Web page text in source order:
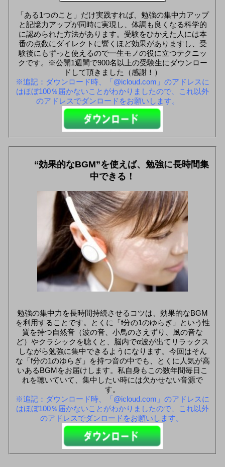
「ある1つのこと」だけ実践すれば、勉強の集中力アップ
と記憶力アップが同時に実現し、体調も良くなる科学的
に認められた方法があります。受験をひかえた人には本
番の点数にダイレクトに響くほど効果がありますし、受
験後にもずっと使えるので一生モノの役に立つテクニッ
クです。※公開1週間で900名以上の受験生にダウンロー
ドして頂きました（感謝！）
※追記：ダウンロード時、「@icloud.com」のアドレスに
はほぼ100％届かないことがわかりましたので、これ以外
のアドレスでダンロードをお願いします。
“効果的なBGM”を使えば、勉強に長時間集
中できる！
勉強の集中力を長時間持続させるコツは、効果的なBGM
を利用することです。とくに「f分の1のゆらぎ」という性
質を持つ自然音（波の音、小鳥のさえずり、風の音な
ど）やクラシックを聴くと、脳内でα波が出てリラックス
しながら勉強に集中できるようになります。今回はそん
な「f分の1のゆらぎ」を持つ音の中でも、とくに人気が高
いあるBGMをお届けします。私自身もこの数年間毎日こ
れを聴いていて、集中したい時には欠かせない音源で
す。
※追記：ダウンロード時、「@icloud.com」のアドレスに
はほぼ100％届かないことがわかりましたので、これ以外
のアドレスでダンロードをお願いします。